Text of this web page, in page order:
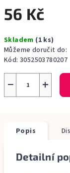
56 Kč
cena:
Skladem (1 ks)
Můžeme doručit do:
Kód: 3052503780207
+
−
Popis
Detailní